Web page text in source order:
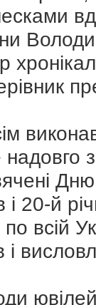
надовго
20-й
всій
і